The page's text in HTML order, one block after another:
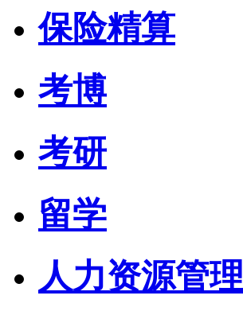
保险精算
考博
考研
留学
人力资源管理